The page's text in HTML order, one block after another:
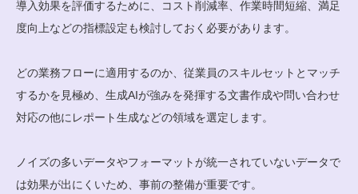
導入効果を評価するために、コスト削減率、作業時間短縮、満足
度向上などの指標設定も検討しておく必要があります。
どの業務フローに適用するのか、従業員のスキルセットとマッチ
するかを見極め、生成AIが強みを発揮する文書作成や問い合わせ
対応の他にレポート生成などの領域を選定します。
ノイズの多いデータやフォーマットが統一されていないデータで
は効果が出にくいため、事前の整備が重要です。